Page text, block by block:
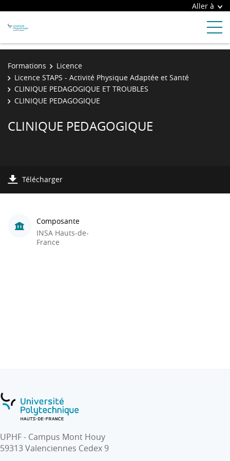
Aller à
Formations
Licence
Licence STAPS - Activité Physique Adaptée et Santé
CLINIQUE PEDAGOGIQUE ET TROUBLES
CLINIQUE PEDAGOGIQUE
CLINIQUE PEDAGOGIQUE
Télécharger
Composante
INSA Hauts-de-
France
UPHF - Campus Mont Houy
59313 Valenciennes Cedex 9